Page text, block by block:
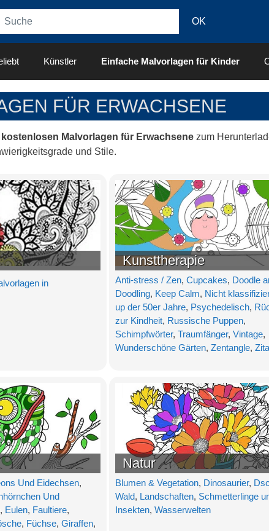
Künstler Einfache Malvorlagen für Kinder
FÜR ERWACHSENE
kostenlosen Malvorlagen für Erwachsenezum
und Stile.
in
Kunsttherapie
Anti-stress / Zen,Cupcakes, Doodle
Doodling, Keep Calm, Nicht
up der 50er Jahre, Psychedelisch,
zur Kindheit, Russische Puppen,
Schimpfwörter,Traumfänger,Vintage,
Wunderschöne Gärten,Zentangle,
Und Eidechsen,
Und
, Eulen, Faultiere,
, Füchse, Giraffen,
Natur
Blumen & Vegetation, Dinosaurier,
Wald, Landschaften, Schmetterlinge
Insekten,Wasserwelten